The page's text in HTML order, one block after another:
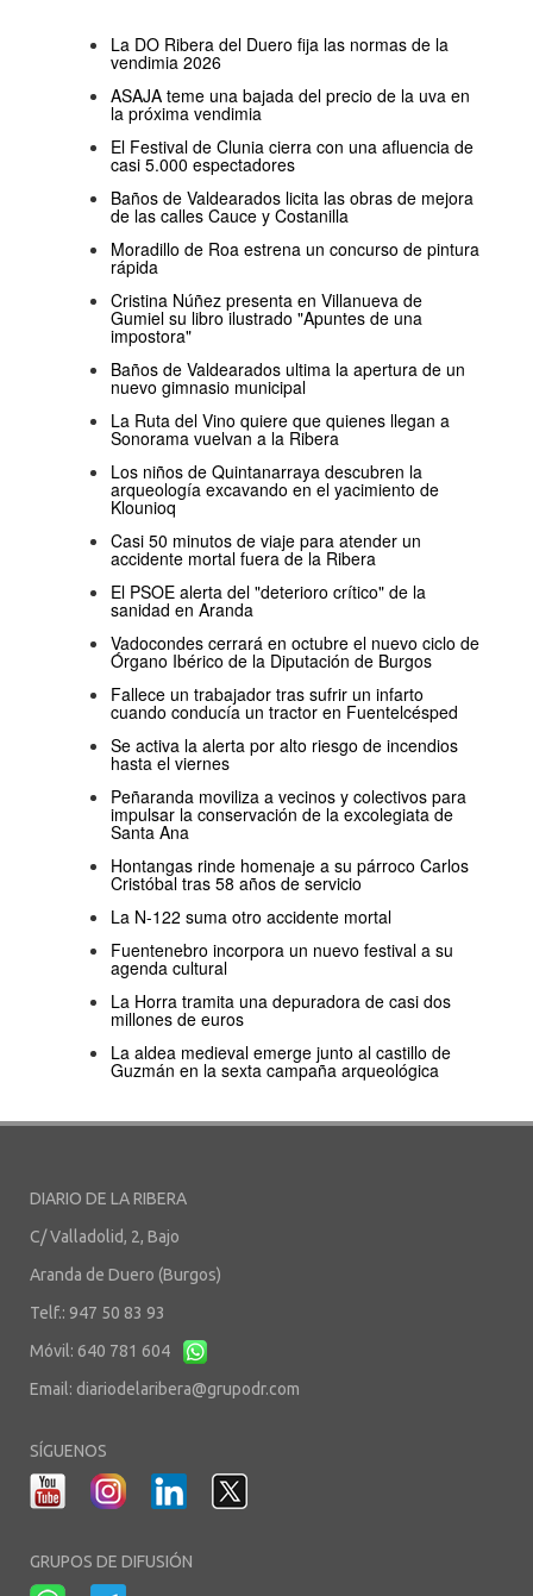
La DO Ribera del Duero fija las normas de la
vendimia 2026
ASAJA teme una bajada del precio de la uva en
la próxima vendimia
El Festival de Clunia cierra con una afluencia de
casi 5.000 espectadores
Baños de Valdearados licita las obras de mejora
de las calles Cauce y Costanilla
Moradillo de Roa estrena un concurso de pintura
rápida
Cristina Núñez presenta en Villanueva de
Gumiel su libro ilustrado "Apuntes de una
impostora"
Baños de Valdearados ultima la apertura de un
nuevo gimnasio municipal
La Ruta del Vino quiere que quienes llegan a
Sonorama vuelvan a la Ribera
Los niños de Quintanarraya descubren la
arqueología excavando en el yacimiento de
Klounioq
Casi 50 minutos de viaje para atender un
accidente mortal fuera de la Ribera
El PSOE alerta del "deterioro crítico" de la
sanidad en Aranda
Vadocondes cerrará en octubre el nuevo ciclo de
Órgano Ibérico de la Diputación de Burgos
Fallece un trabajador tras sufrir un infarto
cuando conducía un tractor en Fuentelcésped
Se activa la alerta por alto riesgo de incendios
hasta el viernes
Peñaranda moviliza a vecinos y colectivos para
impulsar la conservación de la excolegiata de
Santa Ana
Hontangas rinde homenaje a su párroco Carlos
Cristóbal tras 58 años de servicio
La N-122 suma otro accidente mortal
Fuentenebro incorpora un nuevo festival a su
agenda cultural
La Horra tramita una depuradora de casi dos
millones de euros
La aldea medieval emerge junto al castillo de
Guzmán en la sexta campaña arqueológica
DIARIO DE LA RIBERA
C/ Valladolid, 2, Bajo
Aranda de Duero (Burgos)
Telf.: 947 50 83 93
Móvil: 640 781 604
Email: diariodelaribera@grupodr.com
SÍGUENOS
GRUPOS DE DIFUSIÓN